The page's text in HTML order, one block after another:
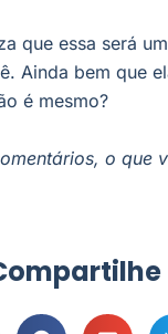
que essa será
Ainda bem que
é mesmo?
o que